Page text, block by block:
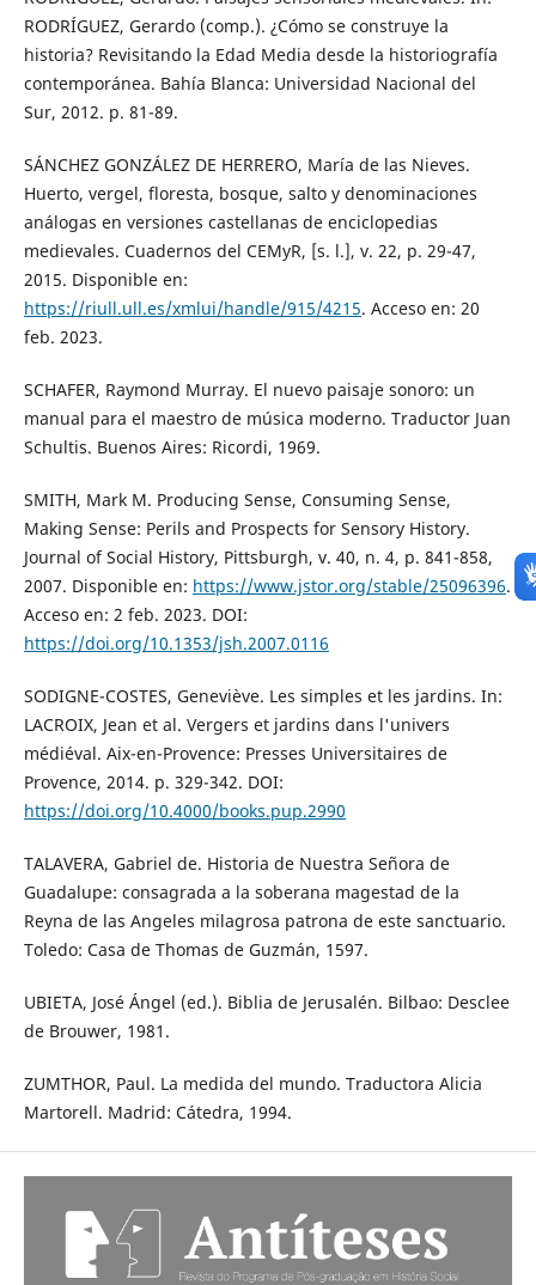
RODRÍGUEZ, Gerardo (comp.). ¿Cómo se construye la
historia? Revisitando la Edad Media desde la historiografía
contemporánea. Bahía Blanca: Universidad Nacional del
Sur, 2012. p. 81-89.
SÁNCHEZ GONZÁLEZ DE HERRERO, María de las Nieves.
Huerto, vergel, floresta, bosque, salto y denominaciones
análogas en versiones castellanas de enciclopedias
medievales. Cuadernos del CEMyR, [s. l.], v. 22, p. 29-47,
2015. Disponible en:
https://riull.ull.es/xmlui/handle/915/4215. Acceso en: 20
feb. 2023.
SCHAFER, Raymond Murray. El nuevo paisaje sonoro: un
manual para el maestro de música moderno. Traductor Juan
Schultis. Buenos Aires: Ricordi, 1969.
SMITH, Mark M. Producing Sense, Consuming Sense,
Making Sense: Perils and Prospects for Sensory History.
Journal of Social History, Pittsburgh, v. 40, n. 4, p. 841-858,
2007. Disponible en: https://www.jstor.org/stable/25096396.
Acceso en: 2 feb. 2023. DOI:
https://doi.org/10.1353/jsh.2007.0116
SODIGNE-COSTES, Geneviève. Les simples et les jardins. In:
LACROIX, Jean et al. Vergers et jardins dans l'univers
médiéval. Aix-en-Provence: Presses Universitaires de
Provence, 2014. p. 329-342. DOI:
https://doi.org/10.4000/books.pup.2990
TALAVERA, Gabriel de. Historia de Nuestra Señora de
Guadalupe: consagrada a la soberana magestad de la
Reyna de las Angeles milagrosa patrona de este sanctuario.
Toledo: Casa de Thomas de Guzmán, 1597.
UBIETA, José Ángel (ed.). Biblia de Jerusalén. Bilbao: Desclee
de Brouwer, 1981.
ZUMTHOR, Paul. La medida del mundo. Traductora Alicia
Martorell. Madrid: Cátedra, 1994.